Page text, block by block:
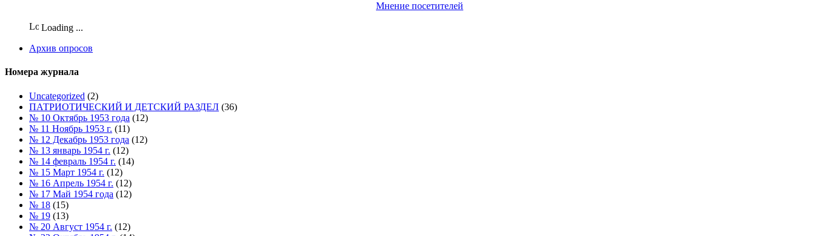
Мнение посетителей
Loading ...
Архив опросов
Номера журнала
Uncategorized (2)
ПАТРИОТИЧЕСКИЙ И ДЕТСКИЙ РАЗДЕЛ (36)
№ 10 Октябрь 1953 года (12)
№ 11 Ноябрь 1953 г. (11)
№ 12 Декабрь 1953 года (12)
№ 13 январь 1954 г. (12)
№ 14 февраль 1954 г. (14)
№ 15 Март 1954 г. (12)
№ 16 Апрель 1954 г. (12)
№ 17 Май 1954 года (12)
№ 18 (15)
№ 19 (13)
№ 20 Август 1954 г. (12)